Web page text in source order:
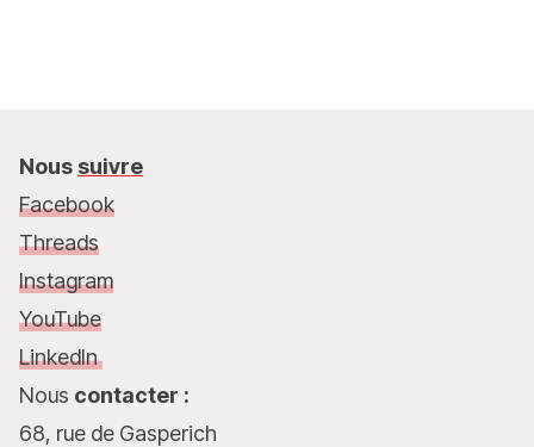
Nous suivre
Facebook
Threads
Instagram
YouTube
LinkedIn
Nous contacter :
68, rue de Gasperich